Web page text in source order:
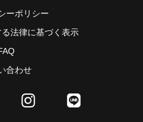
ーポリシー
法律に基づく表示
合わせ